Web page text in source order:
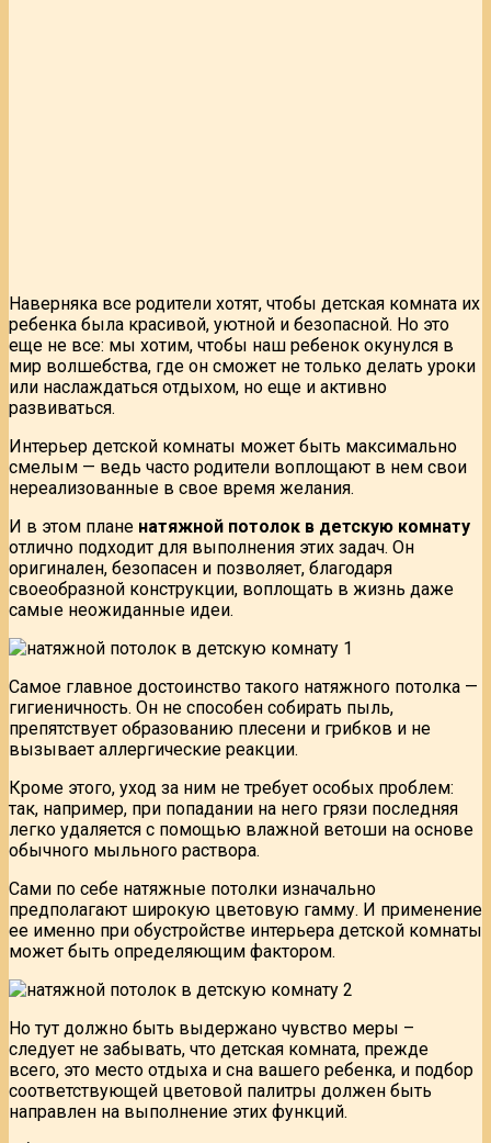
Наверняка все родители хотят, чтобы детская комната их
ребенка была красивой, уютной и безопасной. Но это
еще не все: мы хотим, чтобы наш ребенок окунулся в
мир волшебства, где он сможет не только делать уроки
или наслаждаться отдыхом, но еще и активно
развиваться.
Интерьер детской комнаты может быть максимально
смелым — ведь часто родители воплощают в нем свои
нереализованные в свое время желания.
И в этом плане натяжной потолок в детскую комнату
отлично подходит для выполнения этих задач. Он
оригинален, безопасен и позволяет, благодаря
своеобразной конструкции, воплощать в жизнь даже
самые неожиданные идеи.
Самое главное достоинство такого натяжного потолка —
гигиеничность. Он не способен собирать пыль,
препятствует образованию плесени и грибков и не
вызывает аллергические реакции.
Кроме этого, уход за ним не требует особых проблем:
так, например, при попадании на него грязи последняя
легко удаляется с помощью влажной ветоши на основе
обычного мыльного раствора.
Сами по себе натяжные потолки изначально
предполагают широкую цветовую гамму. И применение
ее именно при обустройстве интерьера детской комнаты
может быть определяющим фактором.
Но тут должно быть выдержано чувство меры –
следует не забывать, что детская комната, прежде
всего, это место отдыха и сна вашего ребенка, и подбор
соответствующей цветовой палитры должен быть
направлен на выполнение этих функций.